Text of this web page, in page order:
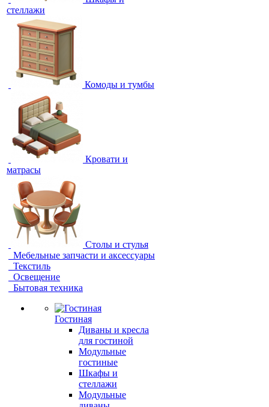
стеллажи
Комоды и тумбы
Кровати и
матрасы
Столы и стулья
Мебельные запчасти и аксессуары
Текстиль
Освещение
Бытовая техника
Гостиная
Диваны и кресла
для гостиной
Модульные
гостиные
Шкафы и
стеллажи
Модульные